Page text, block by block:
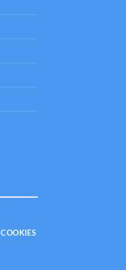
COOKIES